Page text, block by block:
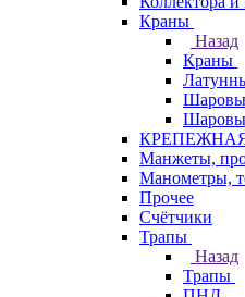
Краны
Назад
Краны
Манжеты,
Манометры,
Прочее
Счётчики
Трапы
Назад
Трапы